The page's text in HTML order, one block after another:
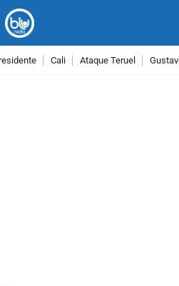
Cali Ataque Teruel